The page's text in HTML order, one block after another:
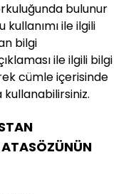
bulunur
ile ilgili
bilgi
ile ilgili bilgi
cümle içerisinde